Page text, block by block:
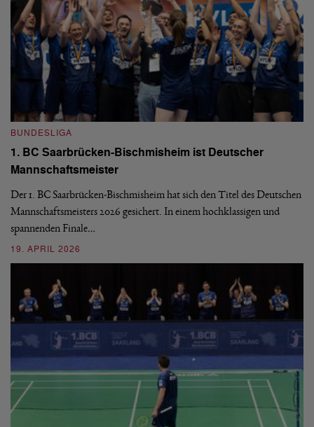
BUNDESLIGA
1. BC Saarbrücken-Bischmisheim ist Deutscher
Mannschaftsmeister
Der 1. BC Saarbrücken-Bischmisheim hat sich den Titel des Deutschen
Mannschaftsmeisters 2026 gesichert. In einem hochklassigen und
spannenden Finale…
19. APRIL 2026